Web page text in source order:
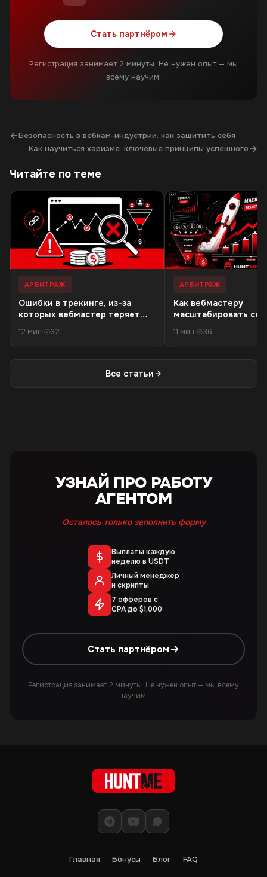
Стать партнёром
Регистрация занимает 2 минуты. Не нужен опыт — мы
всему научим.
←Безопасность в вебкам-индустрии: как защитить себя
Как научиться харизме: ключевые принципы успешного→
Читайте по теме
АРБИТРАЖ
Ошибки в трекинге, из-за
которых вебмастер теряет
12 мин· 32
АРБИТРАЖ
Как вебмастеру
масштабировать
трафика
11 мин· 36
Все статьи
УЗНАЙ ПРО РАБОТУ
АГЕНТОМ
Осталось только заполнить форму
Выплаты каждую
неделю в USDT
Личный менеджер
и скрипты
7 офферов с
CPA до $1,000
Стать партнёром
Регистрация занимает 2 минуты. Не нужен опыт — мы всему
научим.
Главная Бонусы Блог FAQ